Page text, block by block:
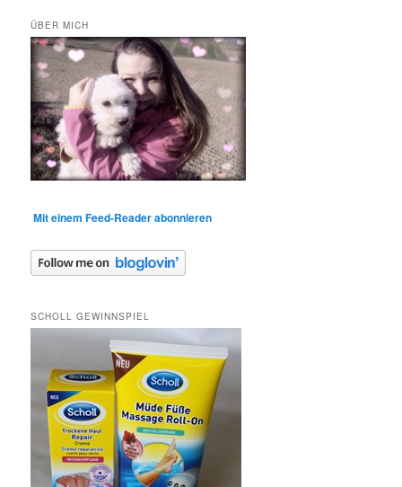
ÜBER MICH
Mit einem Feed-Reader abonnieren
SCHOLL GEWINNSPIEL